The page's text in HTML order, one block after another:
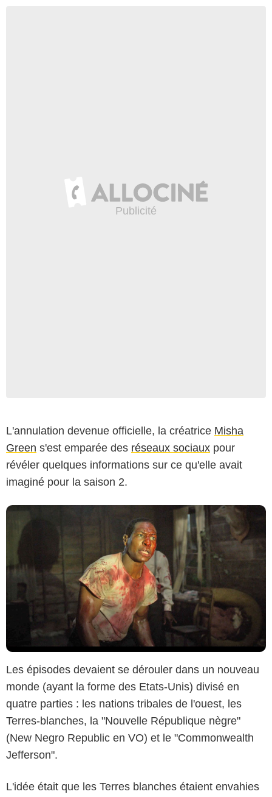
L'annulation devenue officielle, la créatrice Misha
Green s'est emparée des réseaux sociaux pour
révéler quelques informations sur ce qu'elle avait
imaginé pour la saison 2.
Les épisodes devaient se dérouler dans un nouveau
monde (ayant la forme des Etats-Unis) divisé en
quatre parties : les nations tribales de l'ouest, les
Terres-blanches, la "Nouvelle République nègre"
(New Negro Republic en VO) et le "Commonwealth
Jefferson".
L'idée était que les Terres blanches étaient envahies